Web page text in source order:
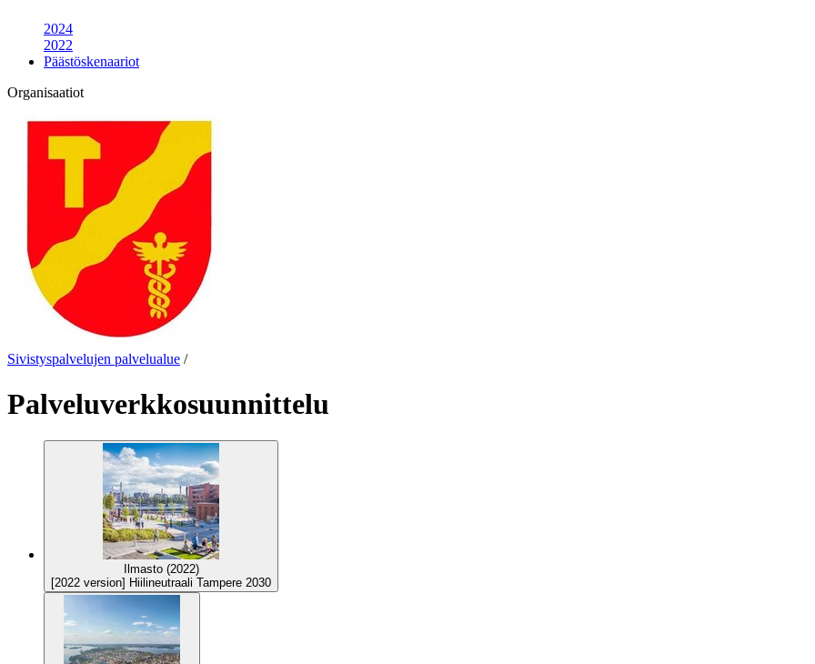
2024
2022
Päästöskenaariot
Organisaatiot
Sivistyspalvelujen palvelualue /
Palveluverkkosuunnittelu
Ilmasto (2022)
[2022 version] Hiilineutraali Tampere 2030